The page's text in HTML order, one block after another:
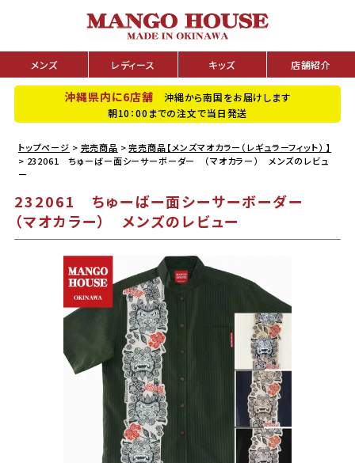
メンズ レディース キッズ 店舗紹介
沖縄県内に6店舗 沖縄から南国をお届けします
朝10：00までの注文で当日発送
トップページ 完売商品
完売商品【メンズマオカラー（レギュラーフィット） 】
232061 ちゅーばー面シーサーボーダー （マオカラー） メンズのレビュ
ー
232061 ちゅーばー面シーサーボーダー
（マオカラー） メンズのレビュー